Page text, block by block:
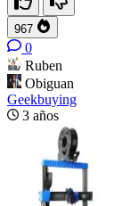
967
0
Ruben
Obiguan
Geekbuying
3 años